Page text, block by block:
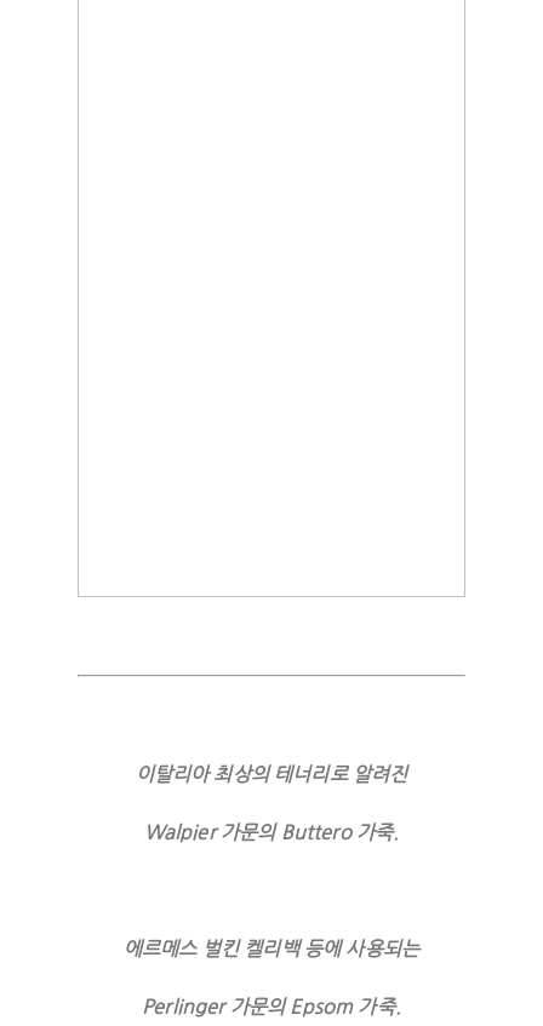
이탈리아 최상의 테너리로 알려진
Walpier 가문의 Buttero 가죽.
에르메스 벌킨 켈리백 등에 사용되는
Perlinger 가문의 Epsom 가죽.